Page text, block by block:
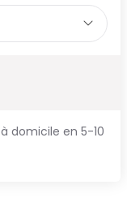
à domicile en 5-10